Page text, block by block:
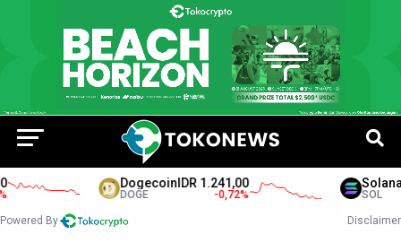
DogecoinIDR 1.241,00
DOGE -0,72%
Solana
SOL
Powered By Disclaimer